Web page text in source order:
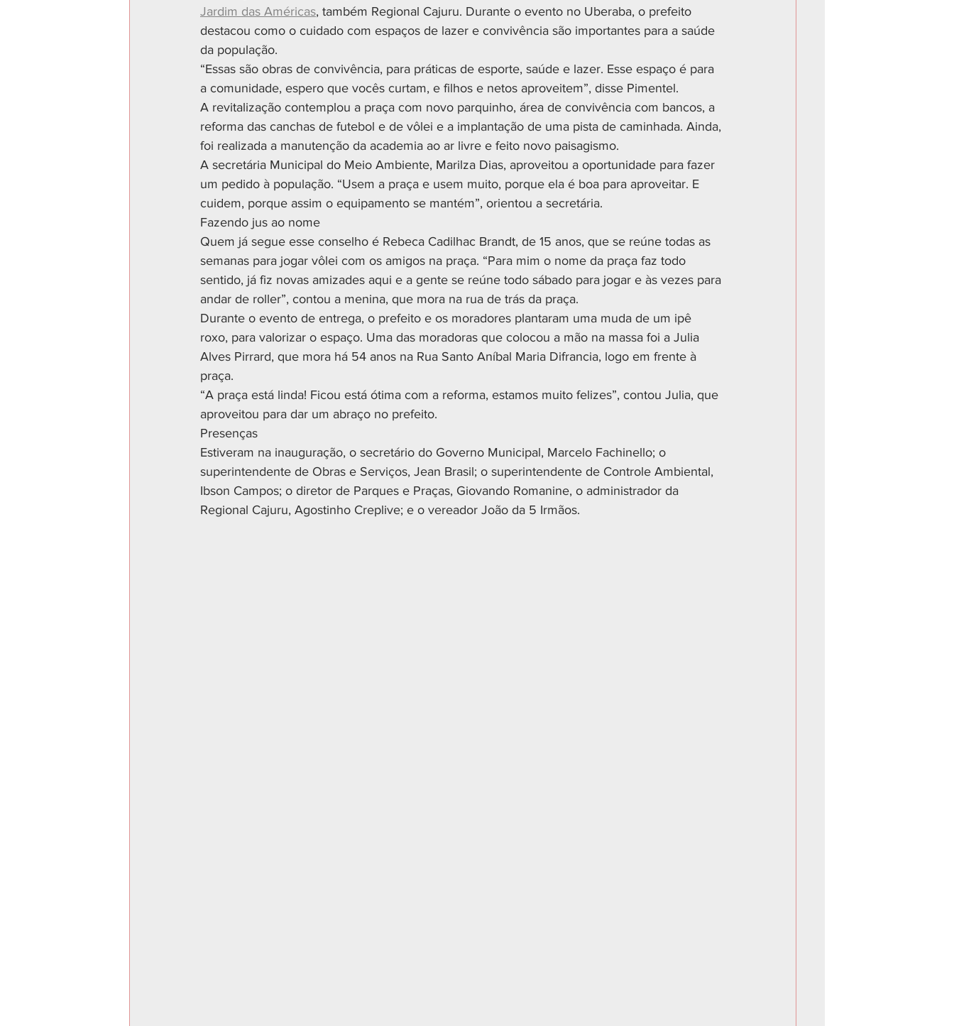
Jardim das Américas, também Regional Cajuru. Durante o evento no Uberaba, o prefeito
destacou como o cuidado com espaços de lazer e convivência são importantes para a saúde
da população.
“Essas são obras de convivência, para práticas de esporte, saúde e lazer. Esse espaço é para
a comunidade, espero que vocês curtam, e filhos e netos aproveitem”, disse Pimentel.
A revitalização contemplou a praça com novo parquinho, área de convivência com bancos, a
reforma das canchas de futebol e de vôlei e a implantação de uma pista de caminhada. Ainda,
foi realizada a manutenção da academia ao ar livre e feito novo paisagismo.
A secretária Municipal do Meio Ambiente, Marilza Dias, aproveitou a oportunidade para fazer
um pedido à população. “Usem a praça e usem muito, porque ela é boa para aproveitar. E
cuidem, porque assim o equipamento se mantém”, orientou a secretária.
Fazendo jus ao nome
Quem já segue esse conselho é Rebeca Cadilhac Brandt, de 15 anos, que se reúne todas as
semanas para jogar vôlei com os amigos na praça. “Para mim o nome da praça faz todo
sentido, já fiz novas amizades aqui e a gente se reúne todo sábado para jogar e às vezes para
andar de roller”, contou a menina, que mora na rua de trás da praça.
Durante o evento de entrega, o prefeito e os moradores plantaram uma muda de um ipê
roxo, para valorizar o espaço. Uma das moradoras que colocou a mão na massa foi a Julia
Alves Pirrard, que mora há 54 anos na Rua Santo Aníbal Maria Difrancia, logo em frente à
praça.
“A praça está linda! Ficou está ótima com a reforma, estamos muito felizes”, contou Julia, que
aproveitou para dar um abraço no prefeito.
Presenças
Estiveram na inauguração, o secretário do Governo Municipal, Marcelo Fachinello; o
superintendente de Obras e Serviços, Jean Brasil; o superintendente de Controle Ambiental,
Ibson Campos; o diretor de Parques e Praças, Giovando Romanine, o administrador da
Regional Cajuru, Agostinho Creplive; e o vereador João da 5 Irmãos.